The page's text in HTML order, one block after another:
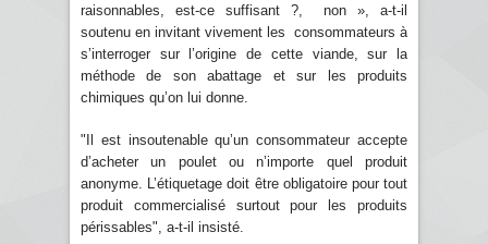
raisonnables, est-ce suffisant ?, non », a-t-il
soutenu en invitant vivement les consommateurs à
s’interroger sur l’origine de cette viande, sur la
méthode de son abattage et sur les produits
chimiques qu’on lui donne.
"Il est insoutenable qu’un consommateur accepte
d’acheter un poulet ou n’importe quel produit
anonyme. L’étiquetage doit être obligatoire pour tout
produit commercialisé surtout pour les produits
périssables", a-t-il insisté.